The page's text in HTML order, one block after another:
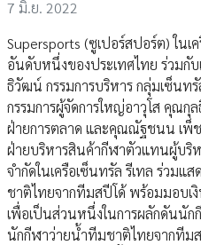
7 มิ.ย. 2022
Supersports (ซูเปอร์สปอร์ต) ในเ
อันดับหนึ่งของประเทศไทย ร่วมกั
ธิวัฒน์ กรรมการบริหาร กลุ่มเซ็นท
กรรมการผู้จัดการใหญ่อาวุโส คุณ
ฝ่ายการตลาด และคุณณัฐชนน เพ็
ฝ่ายบริหารสินค้ากีฬาตัวแทนผู้บริ
จำกัดในเครือเซ็นทรัล รีเทล ร่วม
ชาติไทยจากทีมสปีโด้ พร้อมมอบเ
เพื่อเป็นส่วนหนึ่งในการผลักดันนัก
นักกีฬาว่ายน้ำทีมชาติไทยจากทีมส